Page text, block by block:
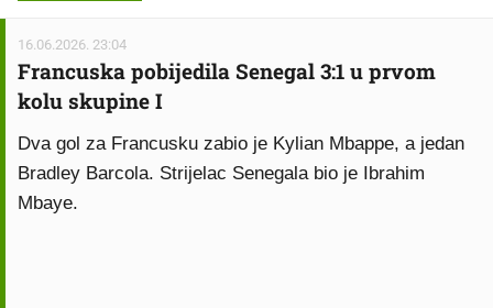
16.06.2026. 23:04
Francuska pobijedila Senegal 3:1 u prvom
kolu skupine I
Dva gol za Francusku zabio je Kylian Mbappe, a jedan
Bradley Barcola. Strijelac Senegala bio je Ibrahim
Mbaye.